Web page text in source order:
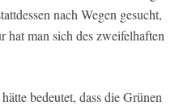
nach Wegen gesucht,
hat man sich des zweifelhaften
bedeutet, dass die Grünen